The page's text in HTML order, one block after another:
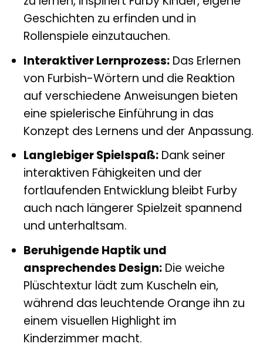
Geschichten zu erfinden und in
Rollenspiele einzutauchen.
Interaktiver Lernprozess:Das Erlernen
von Furbish-Wörtern und die Reaktion
auf verschiedene Anweisungen bieten
eine spielerische Einführung in das
Konzept des Lernens und der Anpassung.
Langlebiger Spielspaß:Dank seiner
interaktiven Fähigkeiten und der
fortlaufenden Entwicklung bleibt Furby
auch nach längerer Spielzeit spannend
und unterhaltsam.
Beruhigende Haptik und
ansprechendes Design:Die weiche
Plüschtextur lädt zum Kuscheln ein,
während das leuchtende Orange ihn zu
einem visuellen Highlight im
Kinderzimmer macht.